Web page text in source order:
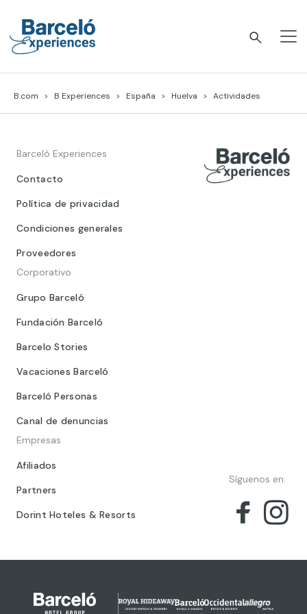
content
B.com B Experiences España Huelva Actividades
Barceló Experiences
Contacto
Política de privacidad
Condiciones generales
Proveedores
Corporativo
Grupo Barceló
Fundación Barceló
Barcelo Stories
Vacaciones Barceló
Barceló Personas
Canal de denuncias
Empresas
Afiliados
Partners
Dorint Hoteles & Resorts
Síguenos en: